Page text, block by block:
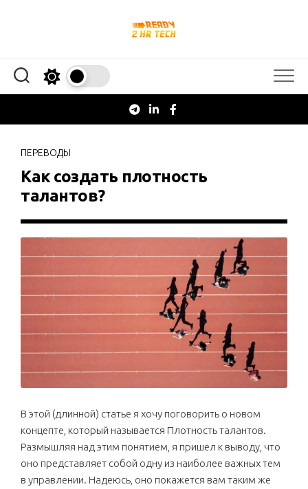
ПЕРЕВОДЫ
Как создать плотность
талантов?
В этой (длинной) статье я хочу поговорить о новом
концепте, который называется Плотность талантов.
Размышляя над этим понятием, я пришел к выводу, что
оно представляет собой одну из наиболее важных тем
в управлении. Надеюсь, оно покажется вам таким же